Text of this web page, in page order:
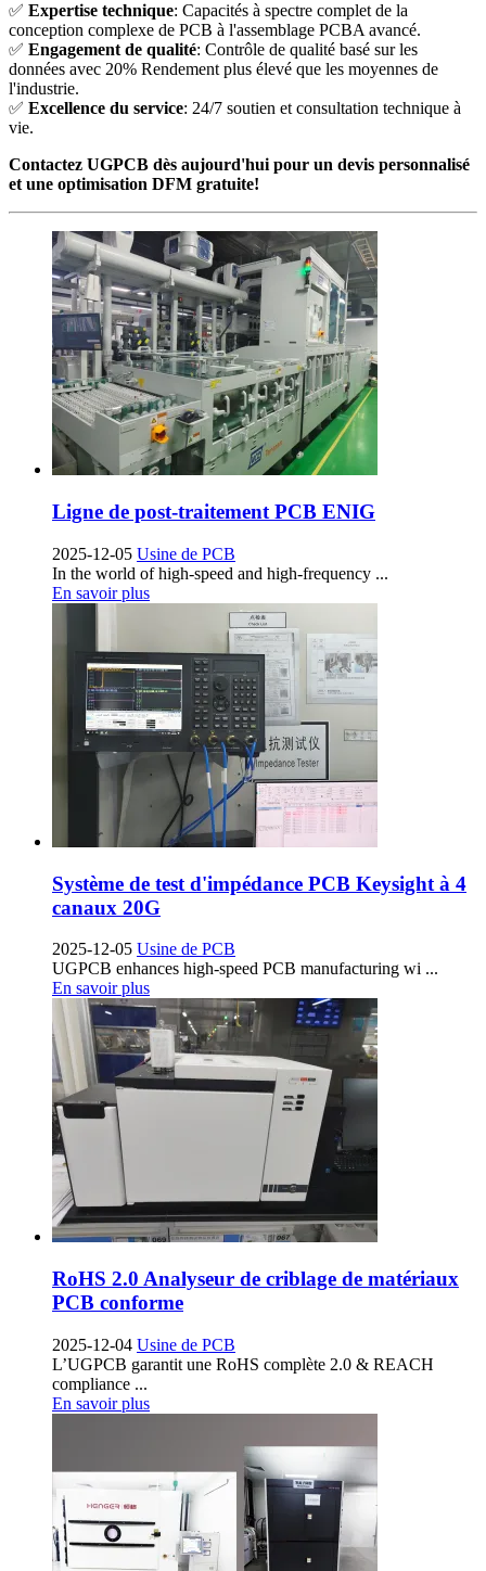
✅ Expertise technique: Capacités à spectre complet de la
conception complexe de PCB à l'assemblage PCBA avancé.
✅ Engagement de qualité: Contrôle de qualité basé sur les
données avec 20% Rendement plus élevé que les moyennes de
l'industrie.
✅ Excellence du service: 24/7 soutien et consultation technique à
vie.
Contactez UGPCB dès aujourd'hui pour un devis personnalisé
et une optimisation DFM gratuite!
Ligne de post-traitement PCB ENIG
2025-12-05 Usine de PCB
In the world of high-speed and high-frequency ...
En savoir plus
Système de test d'impédance PCB Keysight à 4
canaux 20G
2025-12-05 Usine de PCB
UGPCB enhances high-speed PCB manufacturing wi ...
En savoir plus
RoHS 2.0 Analyseur de criblage de matériaux
PCB conforme
2025-12-04 Usine de PCB
L’UGPCB garantit une RoHS complète 2.0 & REACH
compliance ...
En savoir plus